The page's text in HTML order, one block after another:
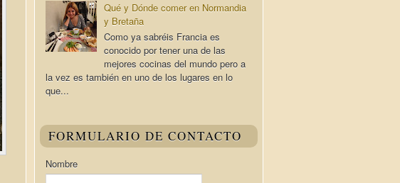
Qué y Dónde comer en Normandia
y Bretaña
Como ya sabréis Francia es
conocido por tener una de las
mejores cocinas del mundo pero a
la vez es también en uno de los lugares en lo
que...
FORMULARIO DE CONTACTO
Nombre